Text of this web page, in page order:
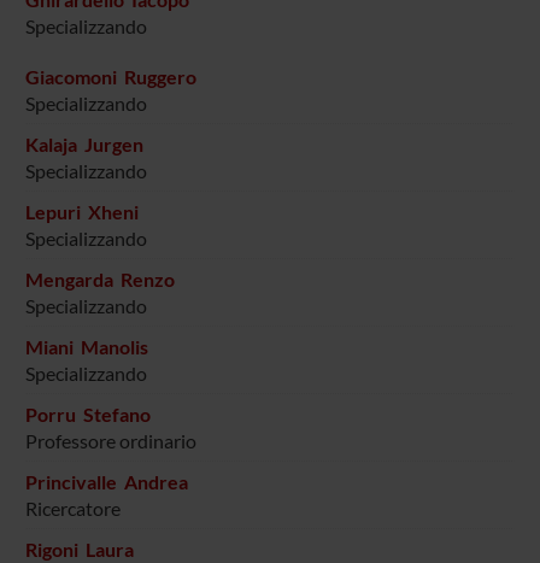
Specializzando
Giacomoni Ruggero
Specializzando
Kalaja Jurgen
Specializzando
Lepuri Xheni
Specializzando
Mengarda Renzo
Specializzando
Miani Manolis
Specializzando
Porru Stefano
Professore ordinario
Princivalle Andrea
Ricercatore
Rigoni Laura